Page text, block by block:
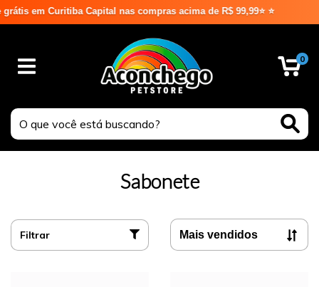
Curitiba Capital nas compras acima de R$ 99,99⭐ ⭐
0
Sabonete
Filtrar